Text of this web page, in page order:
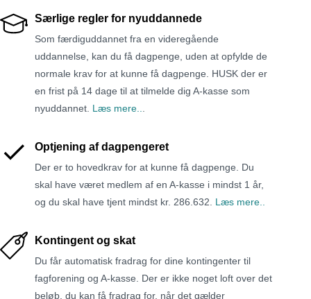
Særlige regler for nyuddannede
Som færdiguddannet fra en videregående
uddannelse, kan du få dagpenge, uden at opfylde de
normale krav for at kunne få dagpenge. HUSK der er
en frist på 14 dage til at tilmelde dig A-kasse som
nyuddannet. Læs mere...
Optjening af dagpengeret
Der er to hovedkrav for at kunne få dagpenge. Du
skal have været medlem af en A-kasse i mindst 1 år,
og du skal have tjent mindst kr. 286.632. Læs mere..
Kontingent og skat
Du får automatisk fradrag for dine kontingenter til
fagforening og A-kasse. Der er ikke noget loft over det
beløb, du kan få fradrag for, når det gælder